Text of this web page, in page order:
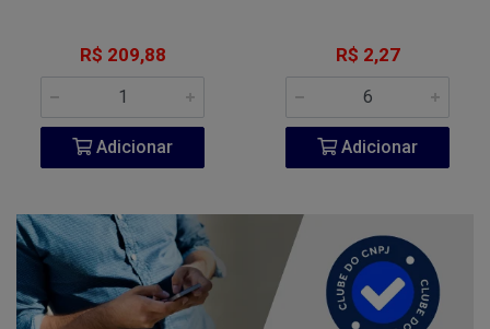
R$ 209,88
Adicionar
R$ 2,27
Adicionar